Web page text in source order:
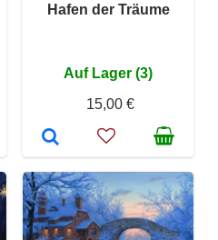
Hafen der Träume
Auf Lager (3)
15,00 €